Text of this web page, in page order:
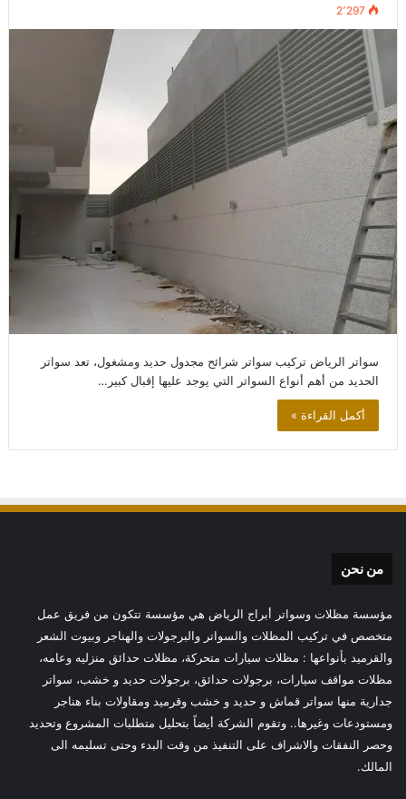
2٬297
سواتر الرياض تركيب سواتر شرائح مجدول حديد ومشغول، تعد سواتر
الحديد من أهم أنواع السواتر التي يوجد عليها إقبال كبير…
أكمل القراءة »
من نحن
مؤسسة مظلات وسواتر أبراج الرياض هي مؤسسة تتكون من فريق عمل
متخصص في تركيب المظلات والسواتر والبرجولات والهناجر وبيوت الشعر
والقرميد بأنواعها : مظلات سيارات متحركة، مظلات حدائق منزليه وعامه،
مظلات مواقف سيارات، برجولات حدائق، برجولات حديد و خشب، سواتر
جدارية منها سواتر قماش و حديد و خشب وقرميد ومقاولات بناء هناجر
ومستودعات وغيرها.. وتقوم الشركة أيضاً بتحليل متطلبات المشروع وتحديد
وحصر النفقات والاشراف على التنفيذ من وقت البدء وحتى تسليمه الى
المالك.